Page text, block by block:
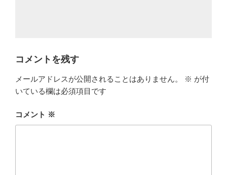
コメントを残す
メールアドレスが公開されることはありません。 ※ が付
いている欄は必須項目です
コメント ※